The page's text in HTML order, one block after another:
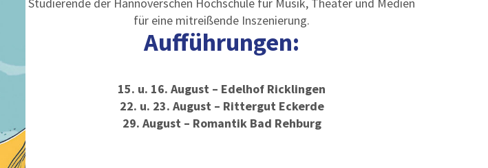
für eine mitreißende Inszenierung.
Aufführungen:
15. u. 16. August – Edelhof Ricklingen
22. u. 23. August – Rittergut Eckerde
29. August – Romantik Bad Rehburg